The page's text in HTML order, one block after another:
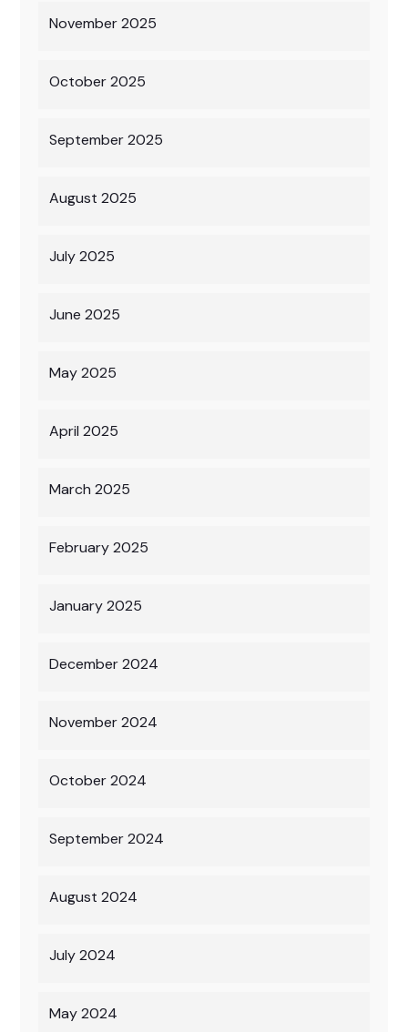
November 2025
October 2025
September 2025
August 2025
July 2025
June 2025
May 2025
April 2025
March 2025
February 2025
January 2025
December 2024
November 2024
October 2024
September 2024
August 2024
July 2024
May 2024